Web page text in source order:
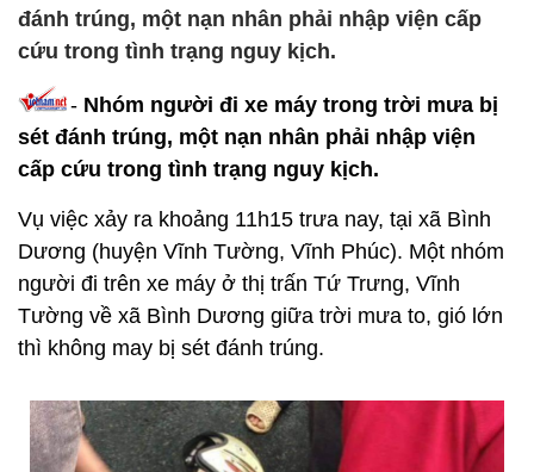
đánh trúng, một nạn nhân phải nhập viện cấp
cứu trong tình trạng nguy kịch.
- Nhóm người đi xe máy trong trời mưa bị
sét đánh trúng, một nạn nhân phải nhập viện
cấp cứu trong tình trạng nguy kịch.
Vụ việc xảy ra khoảng 11h15 trưa nay, tại xã Bình
Dương (huyện Vĩnh Tường, Vĩnh Phúc). Một nhóm
người đi trên xe máy ở thị trấn Tứ Trưng, Vĩnh
Tường về xã Bình Dương giữa trời mưa to, gió lớn
thì không may bị sét đánh trúng.